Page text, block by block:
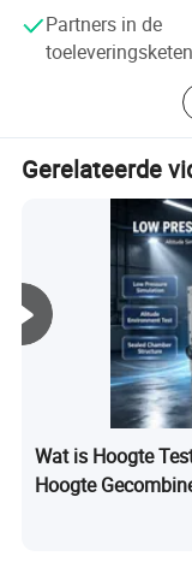
verkoopteam en
OTS klaar om deel
en een voorbeeld
Partners in de
toeleveringsketen
Gerelateerde
Wat is Hoogte
Hoogte